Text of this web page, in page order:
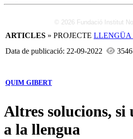
© 2026 Fundació Institut
ARTICLES » PROJECTE
Data de publicació: 22-09-2022
3546
QUIM GIBERT
Altres solucions, si
a la llengua